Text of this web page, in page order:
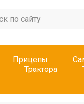
Прицепы
Трактора